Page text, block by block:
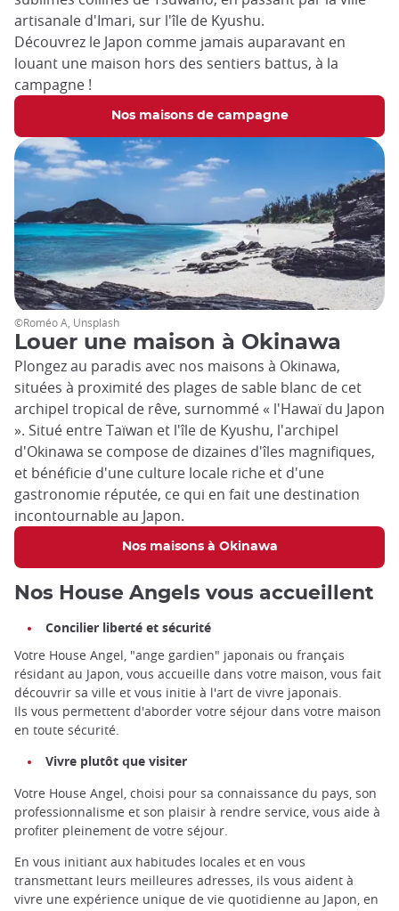
artisanale d'Imari, sur l'île de Kyushu.
Découvrez le Japon comme jamais auparavant en
louant une maison hors des sentiers battus, à la
campagne !
Nos maisons de campagne
Louer une maison à Okinawa
Plongez au paradis avec nos maisons à Okinawa,
situées à proximité des plages de sable blanc de cet
archipel tropical de rêve, surnommé « l'Hawaï du Japon
». Situé entre Taïwan et l'île de Kyushu, l'archipel
d'Okinawa se compose de dizaines d'îles magnifiques,
et bénéficie d'une culture locale riche et d'une
gastronomie réputée, ce qui en fait une destination
incontournable au Japon.
Nos maisons à Okinawa
©Roméo A, Unsplash
Nos House Angels vous accueillent
Concilier liberté et sécurité
Votre House Angel, "ange gardien" japonais ou français
résidant au Japon, vous accueille dans votre maison, vous fait
découvrir sa ville et vous initie à l'art de vivre japonais.
Ils vous permettent d'aborder votre séjour dans votre maison
en toute sécurité.
Vivre plutôt que visiter
Votre House Angel, choisi pour sa connaissance du pays, son
professionnalisme et son plaisir à rendre service, vous aide à
profiter pleinement de votre séjour.
En vous initiant aux habitudes locales et en vous
transmettant leurs meilleures adresses, ils vous aident à
vivre une expérience unique de vie quotidienne au Japon, en